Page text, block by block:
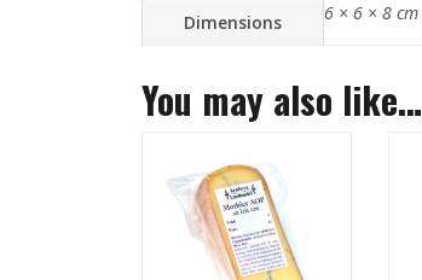
Dimensions 6 × 6 × 8 cm
You may also like…